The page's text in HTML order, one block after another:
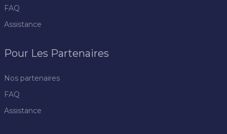
FAQ
Assistance
Pour Les Partenaires
Nos partenaires
FAQ
Assistance